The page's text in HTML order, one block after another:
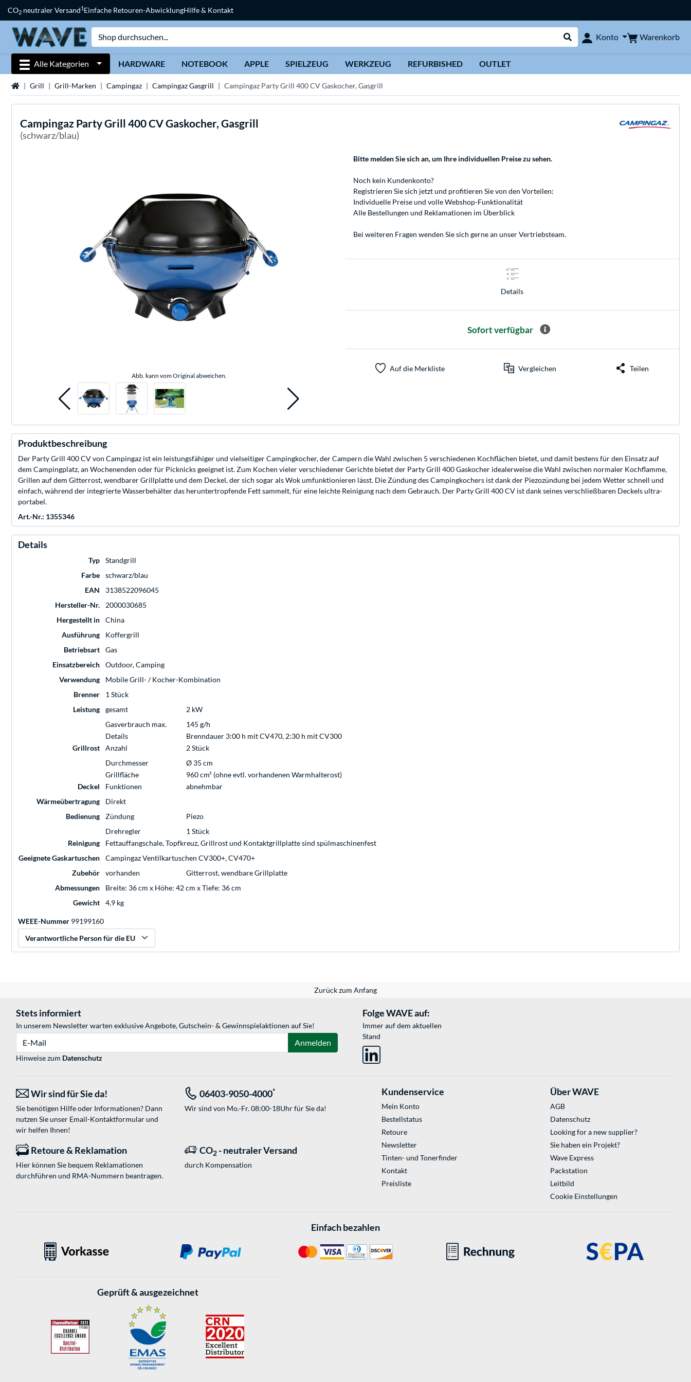
CO2 neutraler Versand1Einfache Retouren-AbwicklungHilfe & Kontakt
Suche durchführen
Konto Warenkorb
Alle Kategorien HARDWARE NOTEBOOK APPLE SPIELZEUG WERKZEUG REFURBISHED OUTLET
Startseite
Grill Grill-Marken Campingaz Campingaz Gasgrill Campingaz Party Grill 400 CV Gaskocher, Gasgrill
Campingaz Party Grill 400 CV Gaskocher, Gasgrill
(schwarz/blau)
Abb. kann vom Original abweichen.
Bitte melden Sie sich an, um Ihre individuellen Preise zu sehen.
Noch kein Kundenkonto?
Registrieren Sie sich jetzt und profitieren Sie von den Vorteilen:
Individuelle Preise und volle Webshop-Funktionalität
Alle Bestellungen und Reklamationen im Überblick
Bei weiteren Fragen wenden Sie sich gerne an unserVertriebsteam.
Details
Sofort verfügbar
Auf die Merkliste Vergleichen Teilen
Produktbeschreibung
Der Party Grill 400 CV von Campingaz ist ein leistungsfähiger und vielseitiger Campingkocher, der Campern die Wahl zwischen 5 verschiedenen Kochflächen bietet, und damit bestens für den Einsatz auf
dem Campingplatz, an Wochenenden oder für Picknicks geeignet ist. Zum Kochen vieler verschiedener Gerichte bietet der Party Grill 400 Gaskocher idealerweise die Wahl zwischen normaler Kochflamme,
Grillen auf dem Gitterrost, wendbarer Grillplatte und dem Deckel, der sich sogar als Wok umfunktionieren lässt. Die Zündung des Campingkochers ist dank der Piezozündung bei jedem Wetter schnell und
einfach, während der integrierte Wasserbehälter das heruntertropfende Fett sammelt, für eine leichte Reinigung nach dem Gebrauch. Der Party Grill 400 CV ist dank seines verschließbaren Deckels ultra-
portabel.
Art.-Nr.: 1355346
Details
Typ
Standgrill
Farbe
schwarz/blau
EAN
3138522096045
Hersteller-Nr.
2000030685
Hergestellt in
China
Ausführung
Koffergrill
Betriebsart
Gas
Einsatzbereich
Outdoor, Camping
Verwendung
Mobile Grill- / Kocher-Kombination
Brenner
1 Stück
Leistung
gesamt
2 kW
Gasverbrauch max.
145 g/h
Details
Brenndauer 3:00 h mit CV470, 2:30 h mit CV300
Grillrost
Anzahl
2 Stück
Durchmesser
Ø 35 cm
Grillfläche
960 cm² (ohne evtl. vorhandenen Warmhalterost)
Deckel
Funktionen
abnehmbar
Wärmeübertragung
Direkt
Bedienung
Zündung
Piezo
Drehregler
1 Stück
Reinigung
Fettauffangschale, Topfkreuz, Grillrost und Kontaktgrillplatte sind spülmaschinenfest
Geeignete Gaskartuschen
Campingaz Ventilkartuschen CV300+, CV470+
Zubehör
vorhanden
Gitterrost, wendbare Grillplatte
Abmessungen
Breite: 36 cm x Höhe: 42 cm x Tiefe: 36 cm
Gewicht
4,9 kg
WEEE-Nummer 99199160
Verantwortliche Person für die EU
Zurück zum Anfang
Stets informiert
In unserem Newsletter warten exklusive Angebote, Gutschein- & Gewinnspielaktionen auf Sie!
Anmelden
Hinweise zum Datenschutz
Folge WAVE auf:
Immer auf dem aktuellen
Stand
Wir sind für Sie da!
Sie benötigen Hilfe oder Informationen? Dann
nutzen Sie unser Email-Kontaktformularund
wir helfen Ihnen!
06403-9050-4000*
Wir sind von Mo.-Fr. 08:00-18Uhr für Sie da!
Retoure & Reklamation
Hier können Sie bequem Reklamationen
durchführen und RMA-Nummern beantragen.
CO2 - neutraler Versand
durch Kompensation
Kundenservice
Mein Konto
Bestellstatus
Retoure
Newsletter
Tinten- und Tonerfinder
Kontakt
Preisliste
Über WAVE
AGB
Datenschutz
Looking for a new supplier?
Sie haben ein Projekt?
Wave Express
Packstation
Leitbild
Cookie Einstellungen
Einfach bezahlen
Geprüft & ausgezeichnet